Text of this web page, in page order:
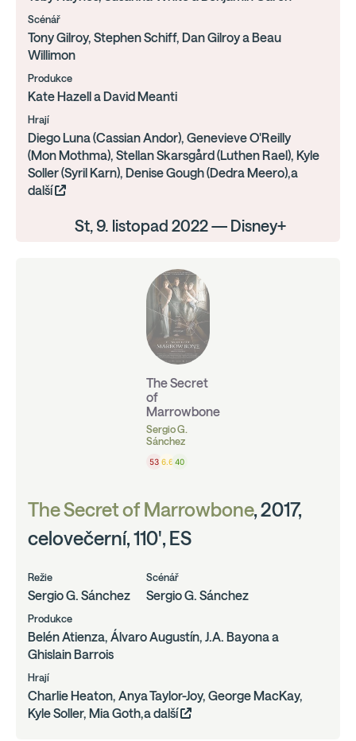
Scénář
Tony Gilroy, Stephen Schiff, Dan Gilroy a Beau
Willimon
Produkce
Kate Hazell a David Meanti
Hrají
Diego Luna (Cassian Andor), Genevieve O'Reilly
(Mon Mothma), Stellan Skarsgård (Luthen Rael), Kyle
Soller (Syril Karn), Denise Gough (Dedra Meero),a
další
St, 9. listopad 2022 — Disney+
The Secret
of
Marrowbone
Sergio G.
Sánchez
53 6.6 40
The Secret of Marrowbone, 2017,
celovečerní, 110', ES
Režie
Sergio G. Sánchez
Scénář
Sergio G. Sánchez
Produkce
Belén Atienza, Álvaro Augustín, J.A. Bayona a
Ghislain Barrois
Hrají
Charlie Heaton, Anya Taylor-Joy, George MacKay,
Kyle Soller, Mia Goth,a další